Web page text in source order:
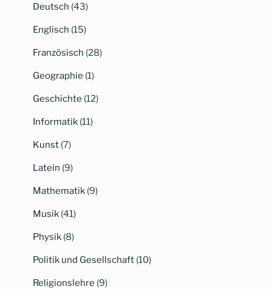
Deutsch (43)
Englisch (15)
Französisch (28)
Geographie (1)
Geschichte (12)
Informatik (11)
Kunst (7)
Latein (9)
Mathematik (9)
Musik (41)
Physik (8)
Politik und Gesellschaft (10)
Religionslehre (9)